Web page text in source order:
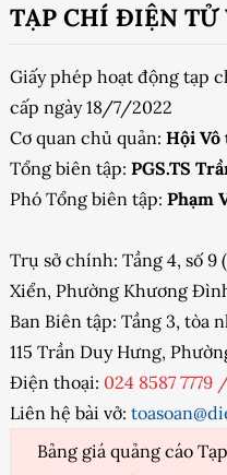
TẠP CHÍ ĐIỆN TỬ
Giấy phép hoạt động tạp
cấp ngày 18/7/2022
Cơ quan chủ quản: Hội
Tổng biên tập: PGS.TS
Phó Tổng biên tập: Phạm
Trụ sở chính: Tầng 4, số 9
Xiển, Phường Khương
Ban Biên tập: Tầng 3, tòa
115 Trần Duy Hưng,
Điện thoại: 024 8587 7779
Liên hệ bài vở:
Bảng giá quảng cáo Tạp